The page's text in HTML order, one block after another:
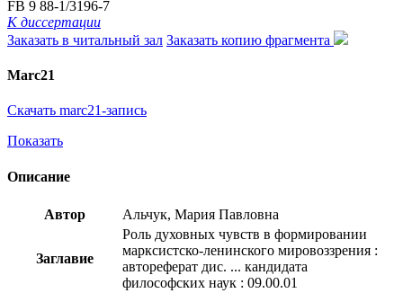
FB 9 88-1/3196-7
К диссертации
Заказать в читальный зал Заказать копию фрагмента
Marc21
Скачать marc21-запись
Показать
Описание
Автор Альчук, Мария Павловна
Заглавие
Роль духовных чувств в формировании
марксистско-ленинского мировоззрения :
автореферат дис. ... кандидата
философских наук : 09.00.01